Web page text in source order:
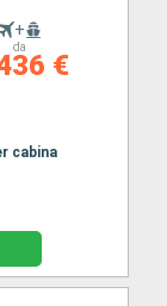
+
da
€
cabina